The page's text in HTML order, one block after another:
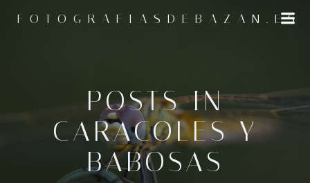
al
FOTOGRAFIASDEBAZAN.ES
POSTS IN
CARACOLES Y
BABOSAS